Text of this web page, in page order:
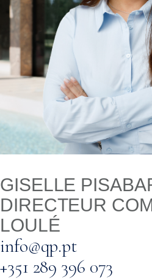
GISELLE
DIRECTEUR
LOULÉ
info@qp.pt
+351 289 396 073